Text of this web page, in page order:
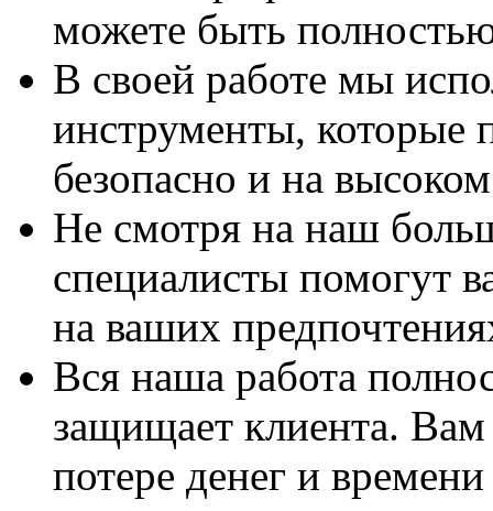
можете быть
В своей работе мы
инструменты, которые
безопасно и на
Не смотря на наш
специалисты помогут
на ваших
Вся наша работа
защищает клиента. Вам
потере денег и